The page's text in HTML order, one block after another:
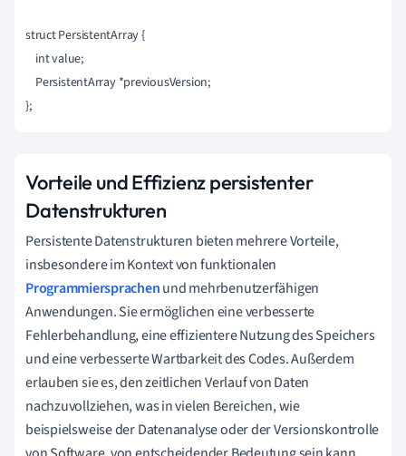
struct PersistentArray {
    int value;
    PersistentArray *previousVersion;
};
Vorteile und Effizienz persistenter
Datenstrukturen
Persistente Datenstrukturen bieten mehrere Vorteile,
insbesondere im Kontext von funktionalen
Programmiersprachenund mehrbenutzerfähigen
Anwendungen. Sie ermöglichen eine verbesserte
Fehlerbehandlung, eine effizientere Nutzung des Speichers
und eine verbesserte Wartbarkeit des Codes. Außerdem
erlauben sie es, den zeitlichen Verlauf von Daten
nachzuvollziehen, was in vielen Bereichen, wie
beispielsweise der Datenanalyse oder der Versionskontrolle